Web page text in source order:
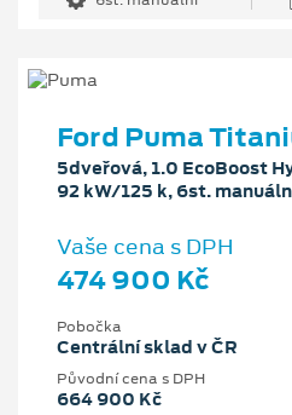
Ford Puma
5dveřová, 1.0 EcoBoost
92 kW/125 k, 6st.
Vaše cena s DPH
474 900 Kč
Pobočka
Centrální sklad v ČR
Původní cena s DPH
664 900 Kč